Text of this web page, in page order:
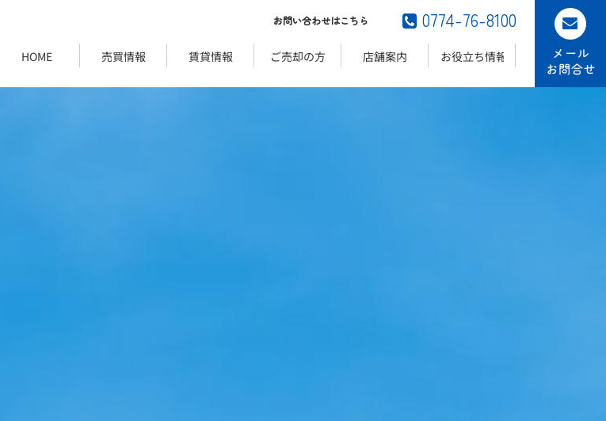
お問い合わせはこちら  0774-76-8100
HOME 売買情報 賃貸情報 ご売却の方 店舗案内 お役立ち情報